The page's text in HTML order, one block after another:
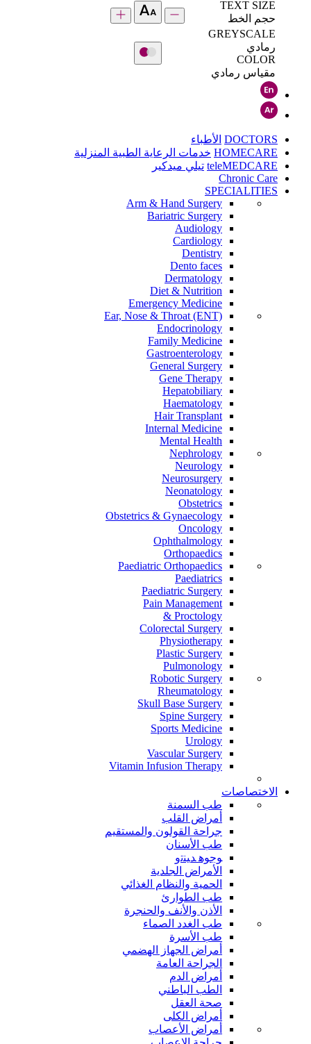
TEXT SIZE
حجم الخط
GREYSCALE
رمادي
COLOR
مقياس رمادي
DOCTORS الأطباء
HOMECARE خدمات الرعاية الطبية المنزلية
teleMEDCARE تيلي ميدكير
Chronic Care
SPECIALITIES
Arm & Hand Surgery
Bariatric Surgery
Audiology
Cardiology
Dentistry
Dento faces
Dermatology
Diet & Nutrition
Emergency Medicine
Ear, Nose & Throat (ENT)
Endocrinology
Family Medicine
Gastroenterology
General Surgery
Gene Therapy
Hepatobiliary
Haematology
Hair Transplant
Internal Medicine
Mental Health
Nephrology
Neurology
Neurosurgery
Neonatology
Obstetrics
Obstetrics & Gynaecology
Oncology
Ophthalmology
Orthopaedics
Paediatric Orthopaedics
Paediatrics
Paediatric Surgery
Pain Management
Proctology &
Colorectal Surgery
Physiotherapy
Plastic Surgery
Pulmonology
Robotic Surgery
Rheumatology
Skull Base Surgery
Spine Surgery
Sports Medicine
Urology
Vascular Surgery
Vitamin Infusion Therapy
الاختصاصات
طب السمنة
أمراض القلب
جراحة القولون والمستقيم
طب الأسنان
ﻮﺟﻮﻫ ﺪﻴﻨﺗﻭ
الأمراض الجلدية
الحمية والنظام الغذائي
طب الطوارئ
الأذن والأنف والحنجرة
طب الغدد الصماء
طب الأسرة
أمراض الجهاز الهضمي
الجراحة العامة
أمراض الدم
الطب الباطني
صحة العقل
أمراض الكلى
أمراض الأعصاب